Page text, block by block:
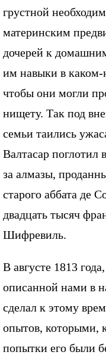
грустной
материнским
дочерей к
им навыки в каком-
чтобы они могли
нищету. Так под
семьи таились
Валтасар поглотил
за алмазы,
старого аббата де
двадцать тысяч
Шифревиль.
В августе 1813
описанной нами в
сделал к этому
опытов, которыми,
попытки его были